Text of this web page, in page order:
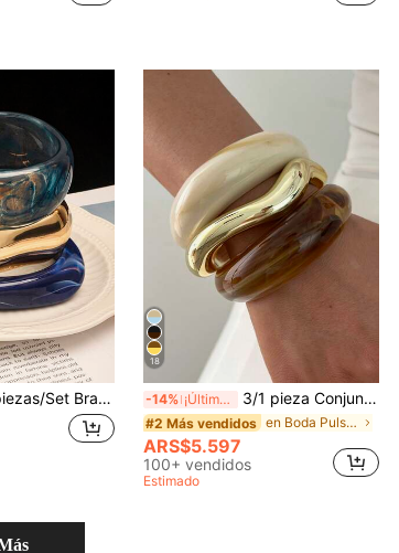
resina translúcida con efecto tie-dye vintage para otoño/invierno, estilo Ins, asimétricos y de cara ancha
18
-14% ¡Últimos 2 días 3/1 pieza Conjunto de anillos y brazaletes de mujer de estilo vintage minimalista con forma de onda, material acrílico CCB, abiertos, apilables, adecuados para el uso diario de las mujeres, perfectos como regalos para vacaciones
#2 Más vendidos en Boda Pulseras De Mujer
ARS$5.597
100+ vendidos
Estimado